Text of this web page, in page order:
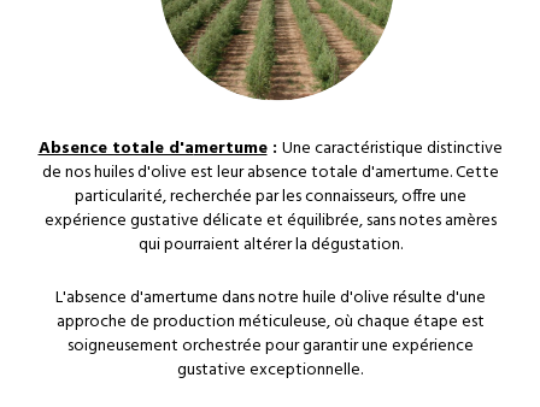
Absence totale d'amertume: Une caractéristique distinctive
de nos huiles d'olive est leur absence totale d'amertume. Cette
particularité, recherchée par les connaisseurs, offre une
expérience gustative délicate et équilibrée, sans notes amères
qui pourraient altérer la dégustation.
L'absence d'amertume dans notre huile d'olive résulte d'une
approche de production méticuleuse, où chaque étape est
soigneusement orchestrée pour garantir une expérience
gustative exceptionnelle.